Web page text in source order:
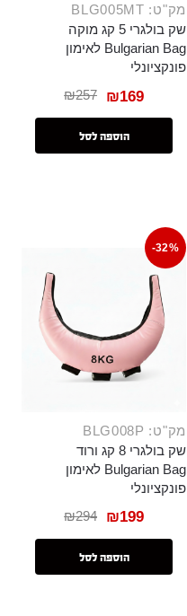
מק"ט: BLG005MT
שק בולגרי 5 קג מוקה
Bulgarian Bag לאימון
פונקציונלי
₪257 ₪169
הוספה לסל
-32%
מק"ט: BLG008P
שק בולגרי 8 קג ורוד
Bulgarian Bag לאימון
פונקציונלי
₪294 ₪199
הוספה לסל